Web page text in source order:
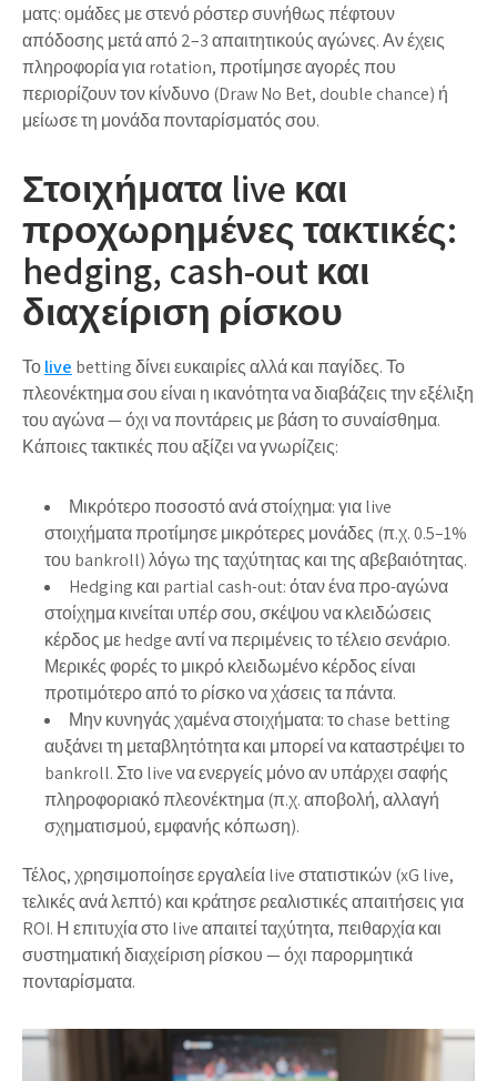
ματς: ομάδες με στενό ρόστερ συνήθως πέφτουν
απόδοσης μετά από 2–3 απαιτητικούς αγώνες. Αν έχεις
πληροφορία για rotation, προτίμησε αγορές που
περιορίζουν τον κίνδυνο (Draw No Bet, double chance) ή
μείωσε τη μονάδα πονταρίσματός σου.
Στοιχήματα live και
προχωρημένες τακτικές:
hedging, cash-out και
διαχείριση ρίσκου
Τοlive betting δίνει ευκαιρίες αλλά και παγίδες. Το
πλεονέκτημα σου είναι η ικανότητα να διαβάζεις την εξέλιξη
του αγώνα — όχι να ποντάρεις με βάση το συναίσθημα.
Κάποιες τακτικές που αξίζει να γνωρίζεις:
Μικρότερο ποσοστό ανά στοίχημα: για live
στοιχήματα προτίμησε μικρότερες μονάδες (π.χ. 0.5–1%
του bankroll) λόγω της ταχύτητας και της αβεβαιότητας.
Hedging και partial cash-out: όταν ένα προ-αγώνα
στοίχημα κινείται υπέρ σου, σκέψου να κλειδώσεις
κέρδος με hedge αντί να περιμένεις το τέλειο σενάριο.
Μερικές φορές το μικρό κλειδωμένο κέρδος είναι
προτιμότερο από το ρίσκο να χάσεις τα πάντα.
Μην κυνηγάς χαμένα στοιχήματα: το chase betting
αυξάνει τη μεταβλητότητα και μπορεί να καταστρέψει το
bankroll. Στο live να ενεργείς μόνο αν υπάρχει σαφής
πληροφοριακό πλεονέκτημα (π.χ. αποβολή, αλλαγή
σχηματισμού, εμφανής κόπωση).
Τέλος, χρησιμοποίησε εργαλεία live στατιστικών (xG live,
τελικές ανά λεπτό) και κράτησε ρεαλιστικές απαιτήσεις για
ROI. Η επιτυχία στο live απαιτεί ταχύτητα, πειθαρχία και
συστηματική διαχείριση ρίσκου — όχι παρορμητικά
πονταρίσματα.